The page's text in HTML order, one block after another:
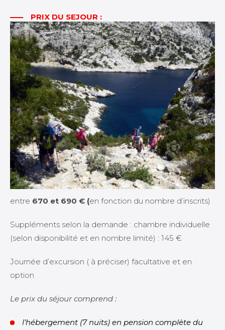
PRIX DU SEJOUR :
entre 670 et 690 € (en fonction du nombre d’inscrits)
Suppléments selon la demande : chambre individuelle
(selon disponibilité et en nombre limité) : 145 €
Journée d’excursion ( à préciser) facultative et en
option
Le prix du séjour comprend :
l’hébergement (7 nuits) en pension complète du